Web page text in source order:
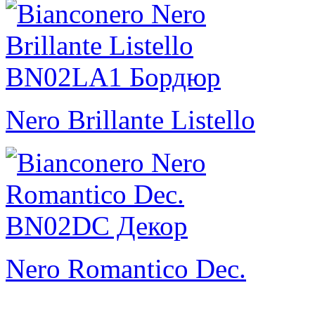
Nero Brillante Listello
Nero Romantico Dec.